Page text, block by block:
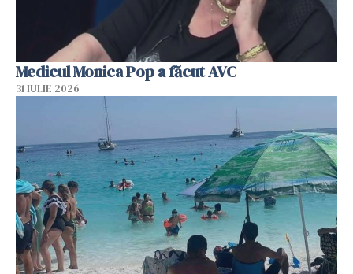
Medicul Monica Pop a făcut AVC
31 IULIE 2026